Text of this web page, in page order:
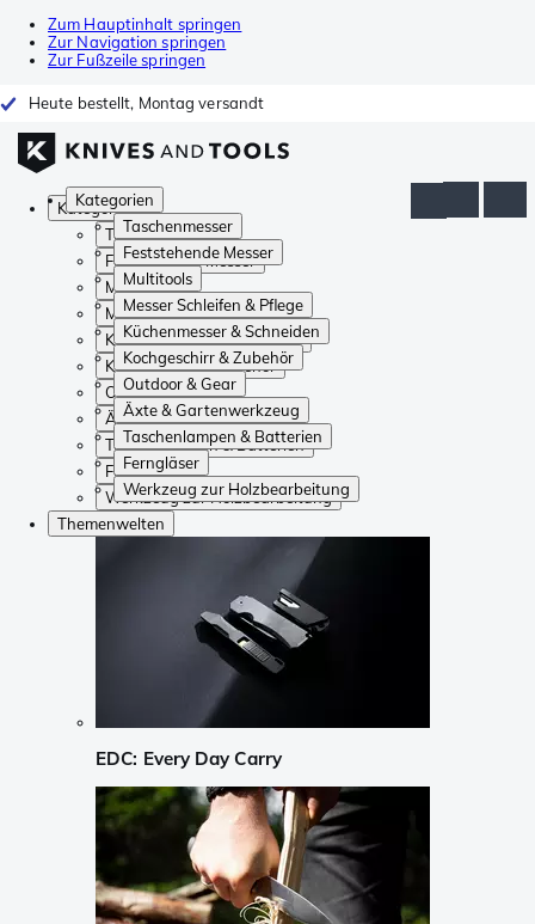
Zum Hauptinhalt springen
Zur Navigation springen
Zur Fußzeile springen
Heute bestellt, Montag versandt
Kategorien
Taschenmesser
Feststehende Messer
Multitools
Messer Schleifen & Pflege
Küchenmesser & Schneiden
Kochgeschirr & Zubehör
Outdoor & Gear
Äxte & Gartenwerkzeug
Taschenlampen & Batterien
Ferngläser
Werkzeug zur Holzbearbeitung
Kategorien
Taschenmesser
Feststehende Messer
Multitools
Messer Schleifen & Pflege
Küchenmesser & Schneiden
Kochgeschirr & Zubehör
Outdoor & Gear
Äxte & Gartenwerkzeug
Taschenlampen & Batterien
Ferngläser
Werkzeug zur Holzbearbeitung
Themenwelten
EDC: Every Day Carry